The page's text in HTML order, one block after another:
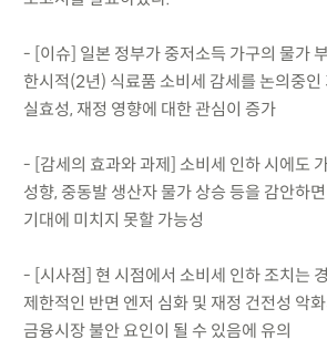
- [이슈] 일본 정부가 중저소득 가구의 물가
한시적(2년) 식료품 소비세 감세를 논의중인
실효성, 재정 영향에 대한 관심이 증가
- [감세의 효과와 과제] 소비세 인하 시에도
성향, 중동발 생산자 물가 상승 등을 감안하
기대에 미치지 못할 가능성
- [시사점] 현 시점에서 소비세 인하 조치는
제한적인 반면 엔저 심화 및 재정 건전성 악
금융시장 불안 요인이 될 수 있음에 유의